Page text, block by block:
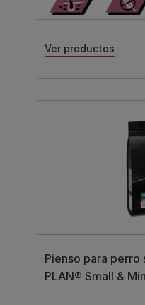
Ver productos
Pienso para perro
PLAN® Small &